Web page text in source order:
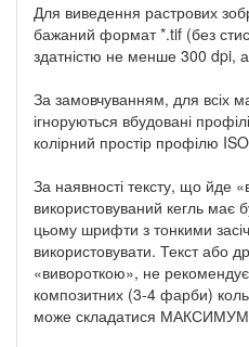
Для виведення растрових
бажаний формат *.tif (без
здатністю не менше 300 dpi,
За замовчуванням, для всіх
ігноруються вбудовані
колірний простір профілю
За наявності тексту, що йде
використовуваний кегль
цьому шрифти з тонкими
використовувати. Текст або
«вивороткою», не
композитних (3-4 фарби)
може складатися МАКСИМУМ